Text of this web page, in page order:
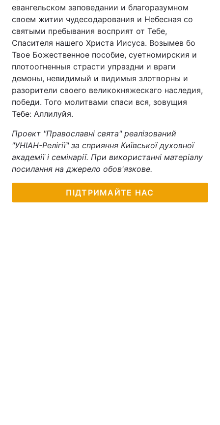
евангельском заповедании и благоразумном
своем житии чудесодарования и Небесная со
святыми пребывания восприят от Тебе,
Спасителя нашего Христа Иисуса. Возымев бо
Твое Божественное пособие, суетномирския и
плотоогненныя страсти упраздни и враги
демоны, невидимый и видимыя злотворны и
разорители своего великокняжескаго наследия,
победи. Того молитвами спаси вся, зовущия
Тебе: Аллилуйя.
Проект "Православні свята" реалізований
"УНІАН-Релігії" за сприяння Київської духовної
академії і семінарії. При використанні матеріалу
посилання на джерело обов'язкове.
ПІДТРИМАЙТЕ НАС